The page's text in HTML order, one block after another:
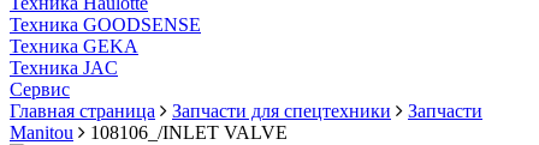
Техника GOODSENSE
Техника GEKA
Техника JAC
Cервис
Главная страница
Запчасти для спецтехники
Запчасти
Manitou
108106_/INLET VALVE